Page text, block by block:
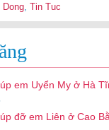
Dong ,Tin Tuc
em Uyển My ở Hà
đỡ em Liên ở Cao